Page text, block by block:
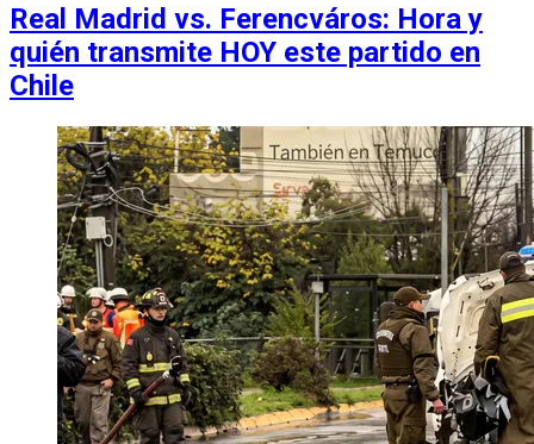
Real Madrid vs. Ferencváros: Hora y
quién transmite HOY este partido en
Chile